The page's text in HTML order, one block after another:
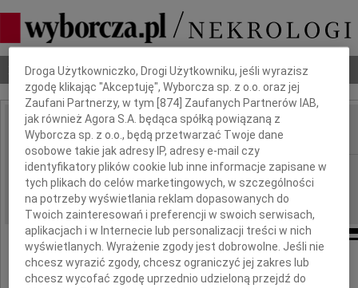
Nekrologi Odeszli Poradnik pogrzebowy
IMIĘ I NAZWISKO:
REGION: Kielce
DATA EMISJI: 16.01.2010
Panu
Dbamy o Twoją prywatność
Droga Użytkowniczko, Drogi Użytkowniku, jeśli wyrazisz
zgodę klikając "Akceptuję", Wyborcza sp. z o.o. oraz jej
Zaufani Partnerzy, w tym [874 ] Zaufanych Partnerów IAB,
jak również Agora S.A. będąca spółką powiązaną z
Wyborcza sp. z o.o., będą przetwarzać Twoje dane
osobowe takie jak adresy IP, adresy e-mail czy
identyfikatory plików cookie lub inne informacje zapisane w
tych plikach do celów marketingowych, w szczególności
na potrzeby wyświetlania reklam dopasowanych do
Twoich zainteresowań i preferencji w swoich serwisach,
aplikacjach i w Internecie lub personalizacji treści w nich
wyświetlanych. Wyrażenie zgody jest dobrowolne. Jeśli nie
chcesz wyrazić zgody, chcesz ograniczyć jej zakres lub
chcesz wycofać zgodę uprzednio udzieloną przejdź do